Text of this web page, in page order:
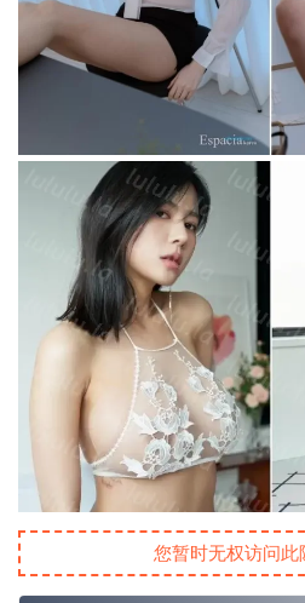
您暂时无权访问此